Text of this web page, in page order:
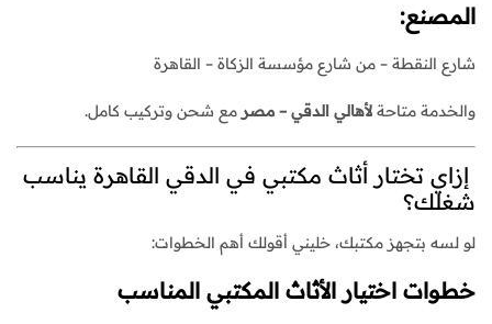
المصنع:
شارع النقطة – من شارع مؤسسة الزكاة – القاهرة
والخدمة متاحة لأهالي الدقي – مصر مع شحن وتركيب كامل.
إزاي تختار أثاث مكتبي في الدقي القاهرة يناسب
شغلك؟
لو لسه بتجهز مكتبك، خليني أقولك أهم الخطوات:
خطوات اختيار الأثاث المكتبي المناسب